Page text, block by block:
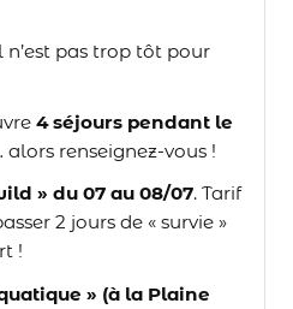
pas trop tôt pour
4 séjours pendant le
alors renseignez-vous !
» du 07 au 08/07. Tarif
2 jours de « survie »
!
» (à la Plaine